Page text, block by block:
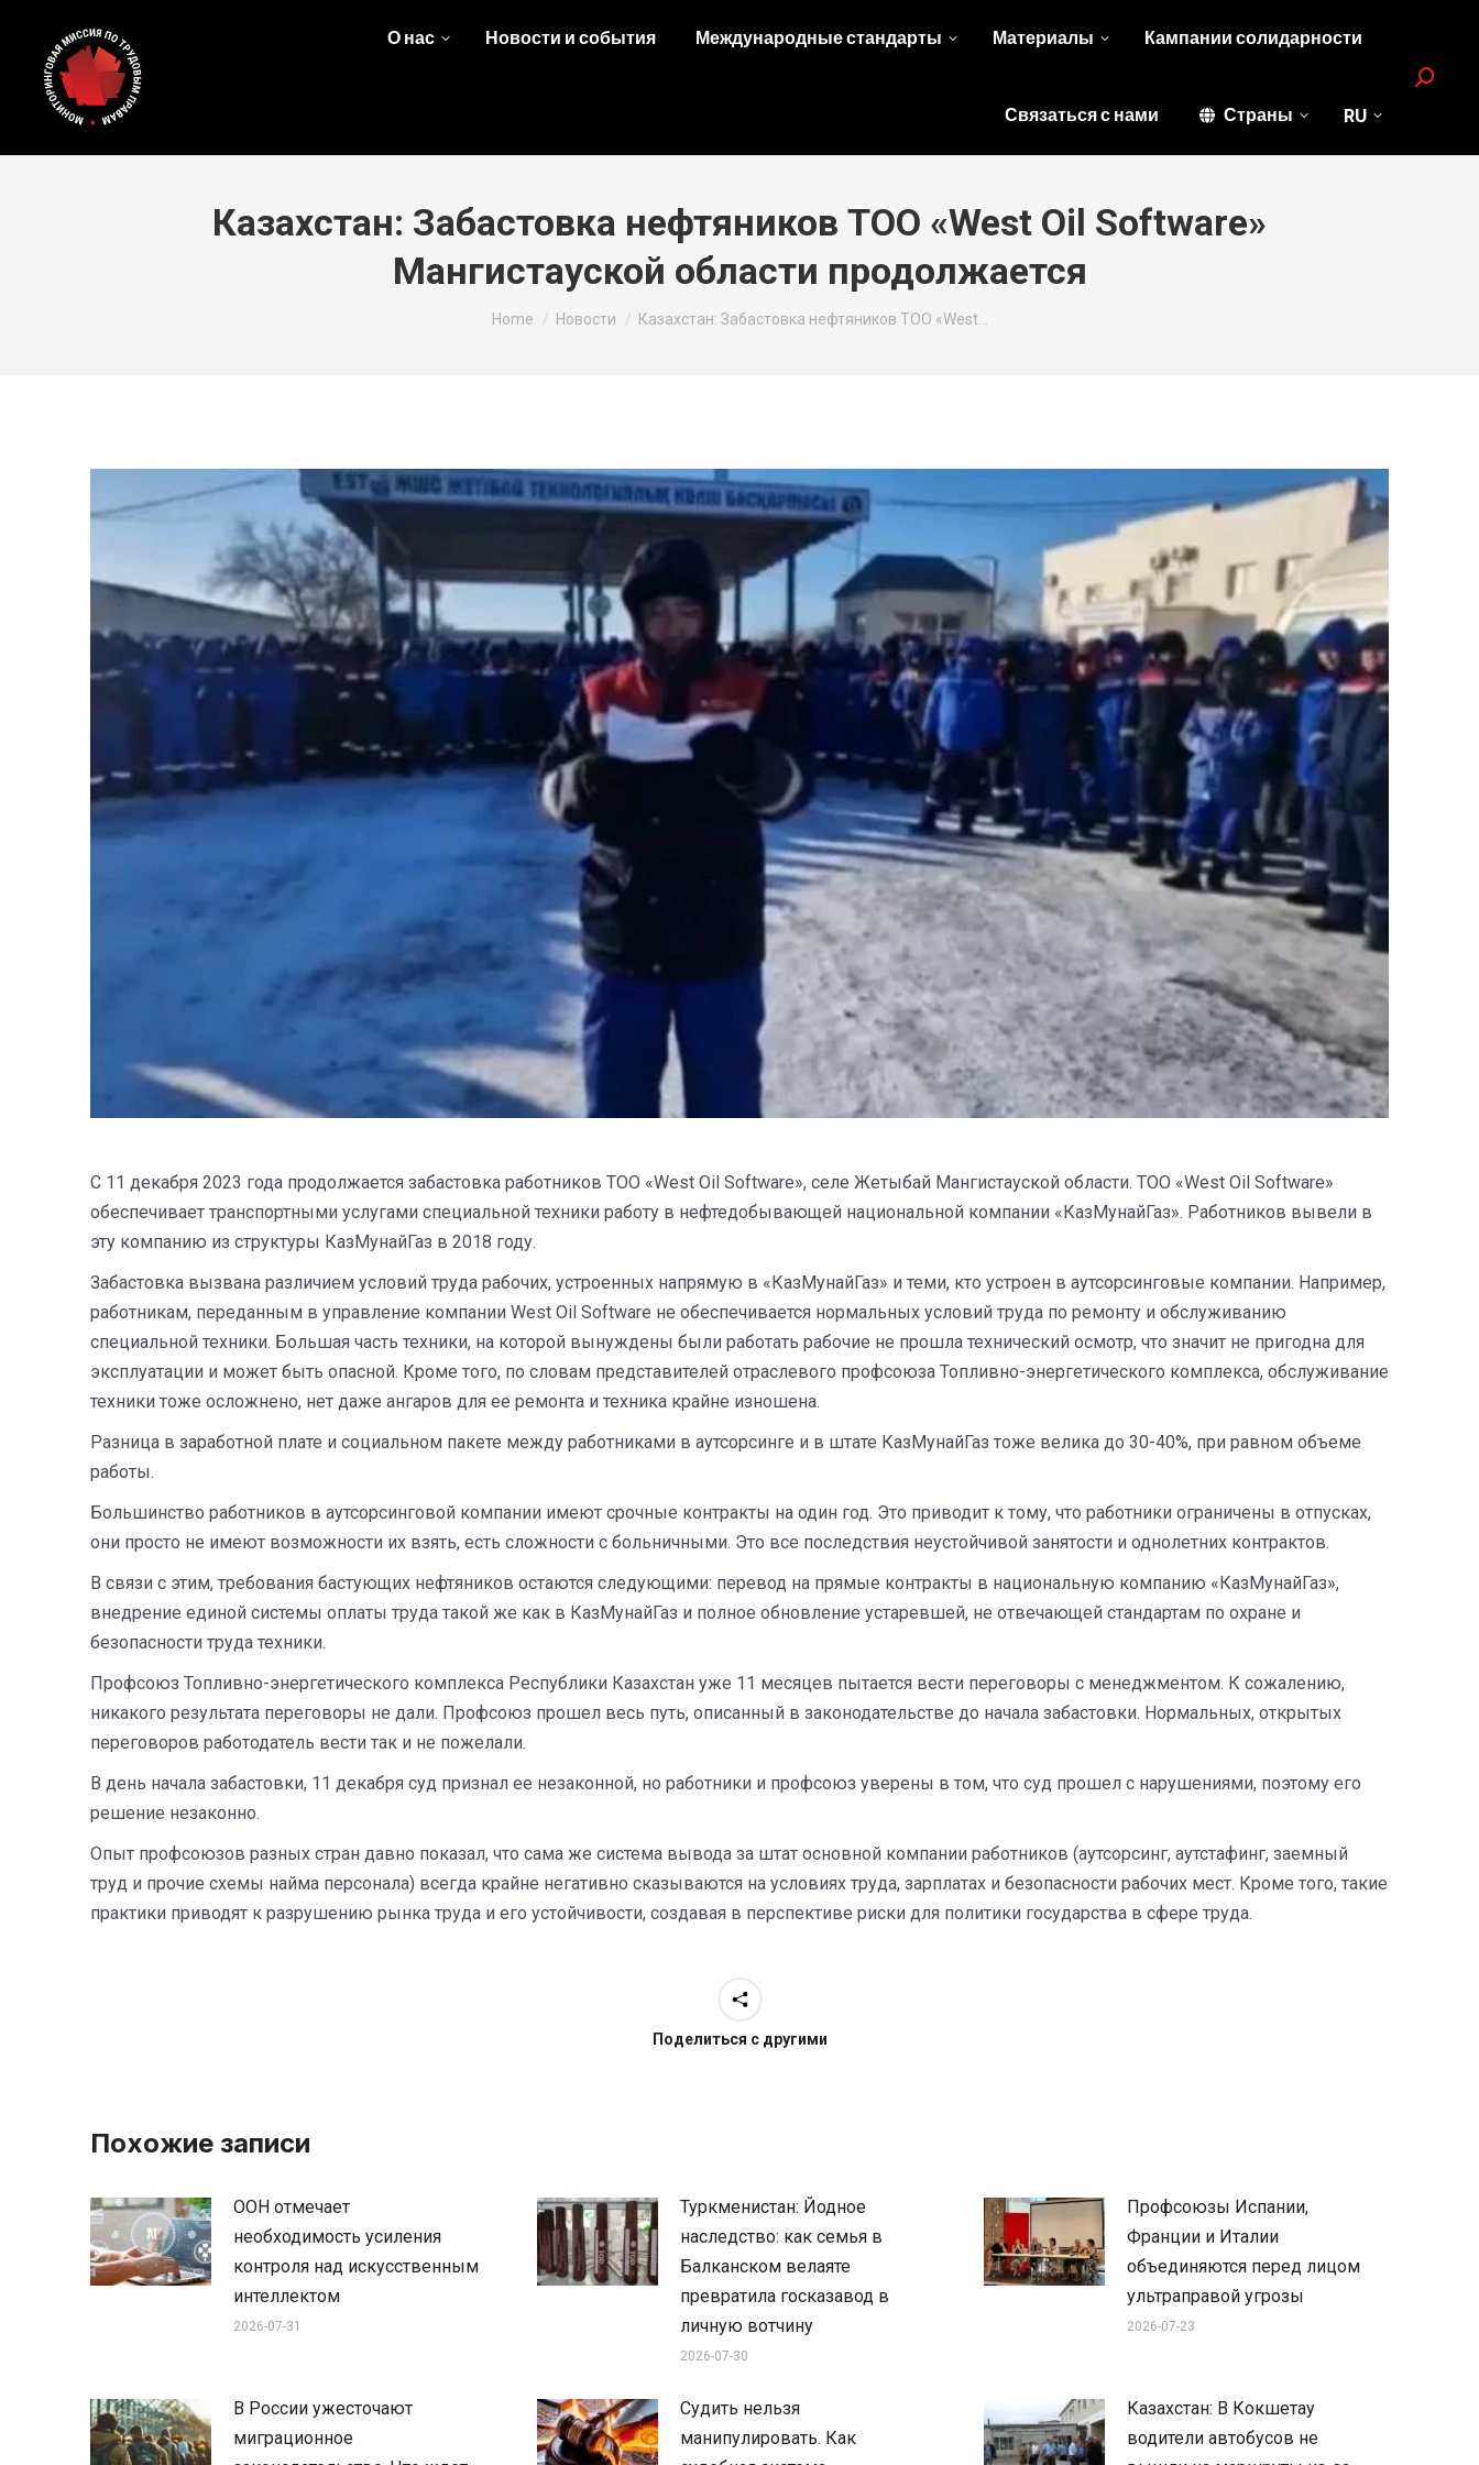
О нас Новости и события Международные стандарты Материалы Кампании солидарности
Связаться с нами Страны RU
Search:
Казахстан: Забастовка нефтяников ТОО «West Oil Software»
Мангистауской области продолжается
You are here:
Home Новости Казахстан: Забастовка нефтяников ТОО «West…
С 11 декабря 2023 года продолжается забастовка работников ТОО «West Oil Software», селе Жетыбай Мангистауской области. ТОО «West Oil Software»
обеспечивает транспортными услугами специальной техники работу в нефтедобывающей национальной компании «КазМунайГаз». Работников вывели в
эту компанию из структуры КазМунайГаз в 2018 году.
Забастовка вызвана различием условий труда рабочих, устроенных напрямую в «КазМунайГаз» и теми, кто устроен в аутсорсинговые компании. Например,
работникам, переданным в управление компании West Oil Software не обеспечивается нормальных условий труда по ремонту и обслуживанию
специальной техники. Большая часть техники, на которой вынуждены были работать рабочие не прошла технический осмотр, что значит не пригодна для
эксплуатации и может быть опасной. Кроме того, по словам представителей отраслевого профсоюза Топливно-энергетического комплекса, обслуживание
техники тоже осложнено, нет даже ангаров для ее ремонта и техника крайне изношена.
Разница в заработной плате и социальном пакете между работниками в аутсорсинге и в штате КазМунайГаз тоже велика до 30-40%, при равном объеме
работы.
Большинство работников в аутсорсинговой компании имеют срочные контракты на один год. Это приводит к тому, что работники ограничены в отпусках,
они просто не имеют возможности их взять, есть сложности с больничными. Это все последствия неустойчивой занятости и однолетних контрактов.
В связи с этим, требования бастующих нефтяников остаются следующими: перевод на прямые контракты в национальную компанию «КазМунайГаз»,
внедрение единой системы оплаты труда такой же как в КазМунайГаз и полное обновление устаревшей, не отвечающей стандартам по охране и
безопасности труда техники.
Профсоюз Топливно-энергетического комплекса Республики Казахстан уже 11 месяцев пытается вести переговоры с менеджментом. К сожалению,
никакого результата переговоры не дали. Профсоюз прошел весь путь, описанный в законодательстве до начала забастовки. Нормальных, открытых
переговоров работодатель вести так и не пожелали.
В день начала забастовки, 11 декабря суд признал ее незаконной, но работники и профсоюз уверены в том, что суд прошел с нарушениями, поэтому его
решение незаконно.
Опыт профсоюзов разных стран давно показал, что сама же система вывода за штат основной компании работников (аутсорсинг, аутстафинг, заемный
труд и прочие схемы найма персонала) всегда крайне негативно сказываются на условиях труда, зарплатах и безопасности рабочих мест. Кроме того, такие
практики приводят к разрушению рынка труда и его устойчивости, создавая в перспективе риски для политики государства в сфере труда.
Поделиться с другими
Похожие записи
ООН отмечает
необходимость усиления
контроля над искусственным
интеллектом
2026-07-31
Туркменистан: Йодное
наследство: как семья в
Балканском велаяте
превратила госказавод в
личную вотчину
2026-07-30
Профсоюзы Испании,
Франции и Италии
объединяются перед лицом
ультраправой угрозы
2026-07-23
В России ужесточают
миграционное
Судить нельзя
манипулировать. Как
Казахстан: В Кокшетау
водители автобусов не